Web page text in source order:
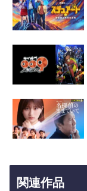
関連作品